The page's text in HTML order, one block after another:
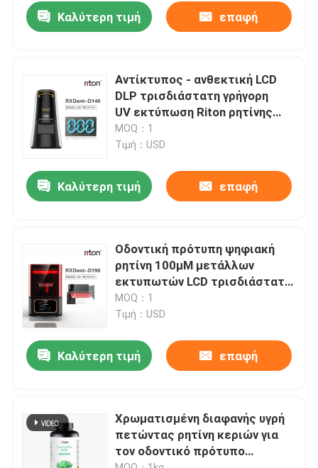
Προϊόντα
Σχετικά με εμάς
Γύρος εργοστασίων
επαφή
Νέα
Όλες οι περιπτώσεις
Τρισδιάστατος εκτυπωτής μετάλλων λέιζερ
Οδοντικός τρισδιάστατος εκτυπωτής μετάλλων
Καλύτερη τιμή επαφή
Αντίκτυπος - ανθεκτική LCD
DLP τρισδιάστατη γρήγορη
UV εκτύπωση Riton ρητίνης
εκτυπωτών σκληρή
MOQ：1
Τιμή：USD
Καλύτερη τιμή επαφή
Οδοντική πρότυπη ψηφιακή
ρητίνη 100μM μετάλλων
εκτυπωτών LCD τρισδιάστατη
τρισδιάστατη μηχανή
εκτυπωτών
MOQ：1
Τιμή：USD
Καλύτερη τιμή επαφή
Χρωματισμένη διαφανής υγρή
πετώντας ρητίνη κεριών για
τον οδοντικό πρότυπο